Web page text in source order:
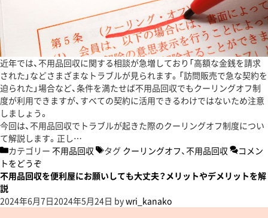
近年では、不用品回収に関する相談が急増しており「高額な金銭を請求
された」などさまざまなトラブルが見られます。「訪問販売で急な契約を
迫られた」場合など、条件を満たせば不用品回収でもクーリングオフ制
度が利用できますが、すべての契約に活用できるわけではないため注意
しましょう。
今回は、不用品回収でトラブルが起きた際のクーリングオフ制度につい
て解説します。正し…
カテゴリー 不用品回収 タグ クーリングオフ、 不用品回収
コメン
トをどうぞ
不用品回収を便利屋にお願いしても大丈夫？メリットやデメリットを解
説
2024年6月7日2024年5月24日 bywri_kanako